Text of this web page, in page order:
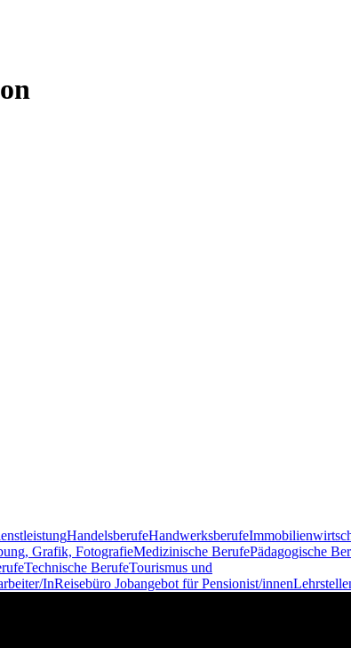
HandelsberufeHandwerksberufe
Grafik, FotografieMedizinische BerufePädagogische
Technische BerufeTourismus und
InReisebüro Jobangebot für Pensionist/innen